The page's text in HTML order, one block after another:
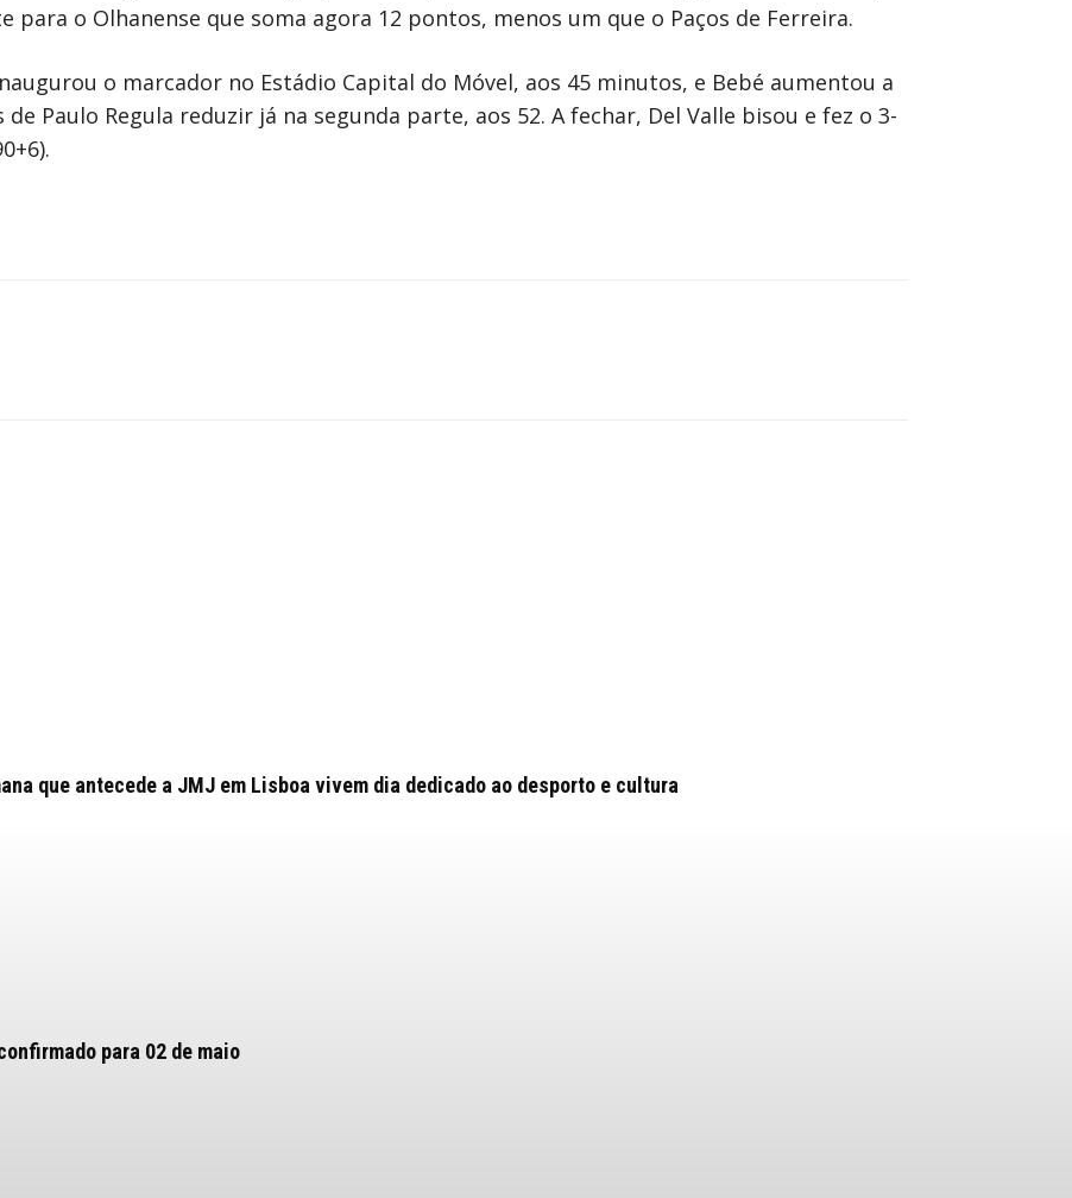
para o Olhanense que soma agora 12 pontos, menos um que o Paços de Ferreira.
o marcador no Estádio Capital do Móvel, aos 45 minutos, e Bebé aumentou a
Paulo Regula reduzir já na segunda parte, aos 52. A fechar, Del Valle bisou e fez o 3-
que antecede a JMJ em Lisboa vivem dia dedicado ao desporto e cultura
para 02 de maio